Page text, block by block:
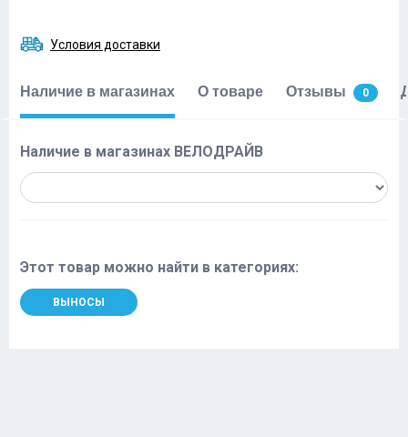
Условия доставки
Наличие в магазинах О товаре Отзывы 0
Наличие в магазинах ВЕЛОДРАЙВ
Этот товар можно найти в категориях:
ВЫНОСЫ